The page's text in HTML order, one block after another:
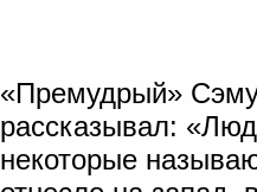
«Премудрый»
рассказывал:
некоторые